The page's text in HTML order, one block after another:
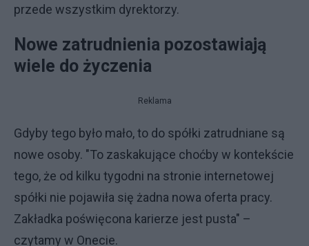
przede wszystkim dyrektorzy.
Nowe zatrudnienia pozostawiają
wiele do życzenia
Reklama
Gdyby tego było mało, to do spółki zatrudniane są
nowe osoby. "To zaskakujące choćby w kontekście
tego, że od kilku tygodni na stronie internetowej
spółki nie pojawiła się żadna nowa oferta pracy.
Zakładka poświęcona karierze jest pusta" –
czytamy w Onecie.